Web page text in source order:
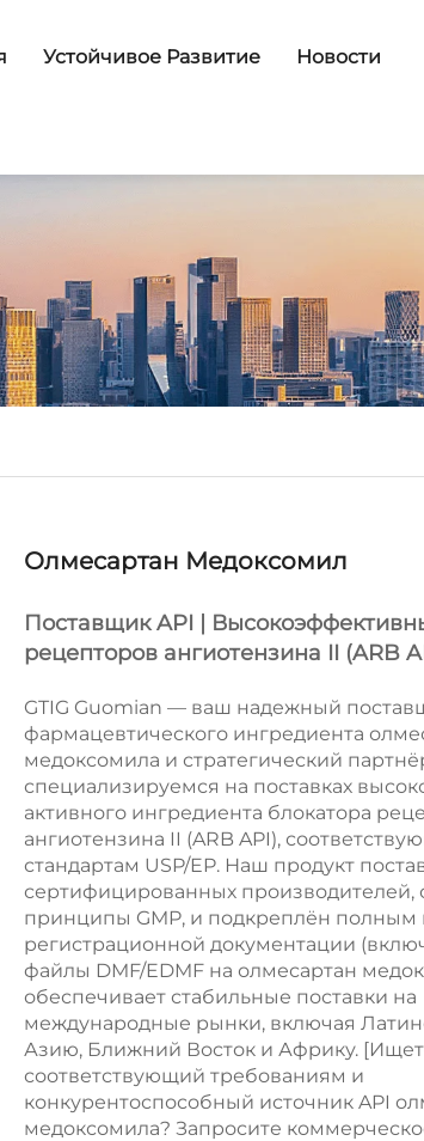
Устойчивое Развитие Новости
Олмесартан Медоксомил
Поставщик API |
рецепторов ангиотензина II (ARB
GTIG Guomian — ваш надежный
фармацевтического ингредиента
медоксомила и стратегический
специализируемся на поставках
активного ингредиента блокатора
ангиотензина II (ARB API),
стандартам USP/EP. Наш продукт
сертифицированных
принципы GMP, и подкреплён полным
регистрационной документации
файлы DMF/EDMF на олмесартан
обеспечивает стабильные поставки на
международные рынки, включая
Азию, Ближний Восток и Африку.
соответствующий требованиям и
конкурентоспособный источник API
медоксомила? Запросите